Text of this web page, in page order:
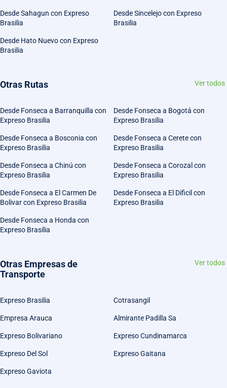
Desde Sahagun con Expreso
Brasilia
Desde Sincelejo con Expreso
Brasilia
Desde Hato Nuevo con Expreso
Brasilia
Otras Rutas Ver todos
Desde Fonseca a Barranquilla con
Expreso Brasilia
Desde Fonseca a Bogotá con
Expreso Brasilia
Desde Fonseca a Bosconia con
Expreso Brasilia
Desde Fonseca a Cerete con
Expreso Brasilia
Desde Fonseca a Chinú con
Expreso Brasilia
Desde Fonseca a Corozal con
Expreso Brasilia
Desde Fonseca a El Carmen De
Bolivar con Expreso Brasilia
Desde Fonseca a El Dificil con
Expreso Brasilia
Desde Fonseca a Honda con
Expreso Brasilia
Otras Empresas de
Transporte
Ver todos
Expreso Brasilia Cotrasangil
Empresa Arauca Almirante Padilla Sa
Expreso Bolivariano Expreso Cundinamarca
Expreso Del Sol Expreso Gaitana
Expreso Gaviota